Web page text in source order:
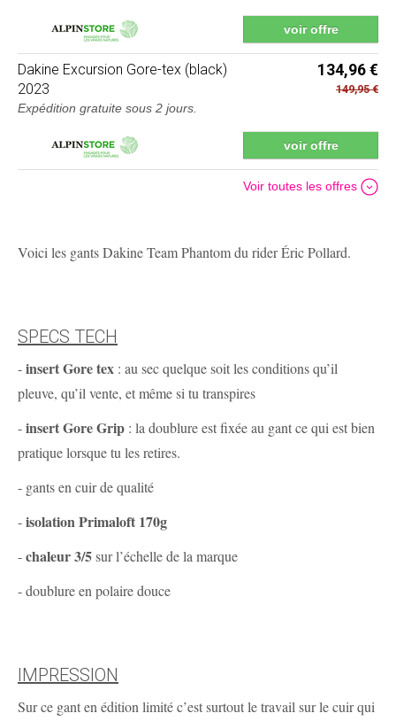
voir offre
Dakine Excursion Gore-tex (black)
2023
134,96 €
149,95 €
Expédition gratuite sous 2 jours
voir offre
Voir toutes les offres
Voici les gants Dakine Team Phantom du rider Éric Pollard.
SPECS TECH
-insert Gore tex : au sec quelque soit les conditions qu’il
pleuve, qu’il vente, et même si tu transpires
-insert Gore Grip : la doublure est fixée au gant ce qui est bien
pratique lorsque tu les retires.
- gants en cuir de qualité
-isolation Primaloft 170g
-chaleur 3/5sur l’échelle de la marque
- doublure en polaire douce
IMPRESSION
Sur ce gant en édition limité c’est surtout le travail sur le cuir qui